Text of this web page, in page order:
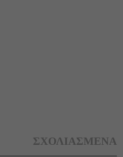
ΣΧΟΛΙΑΣΜΕΝΑ